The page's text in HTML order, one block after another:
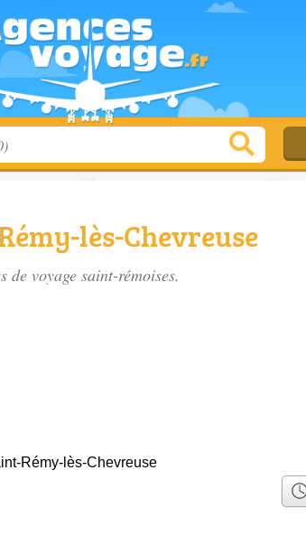
lès-Chevreuse
de voyage saint-rémoises.
Rémy-lès-Chevreuse